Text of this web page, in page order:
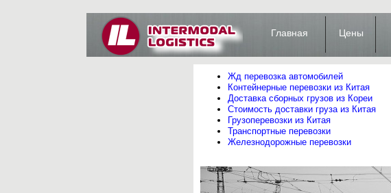
Главная Цены
Жд перевозка автомобилей
Контейнерные перевозки из Китая
Доставка сборных грузов из Кореи
Стоимость доставки груза из Китая
Грузоперевозки из Китая
Транспортные перевозки
Железнодорожные перевозки